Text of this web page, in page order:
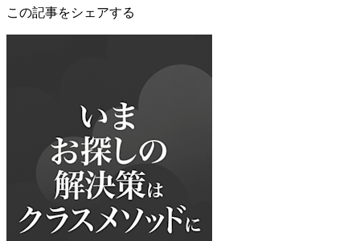
この記事をシェアする